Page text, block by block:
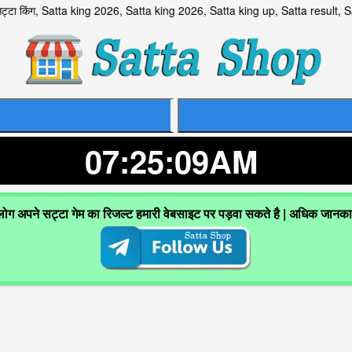
king 2026, Satta king 2026, Satta king up, Satta result, Satta
07:25:10AM
अपने सट्टा गेम का रिजल्ट हमारी वेबसाइट पर पड़वा सकते है | अधिक